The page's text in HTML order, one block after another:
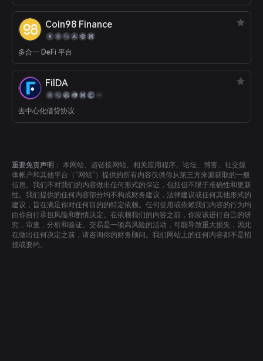
Coin98 Finance
多合一 DeFi 平台
FilDA
去中心化借贷协议
重要免责声明： 本网站、超链接网站、相关应用程序、论坛、博客、社交媒
体帐户和其他平台（“网站”）提供的所有内容仅供你从第三方来源获取的一般
信息。我们不对我们的内容做出任何形式的保证，包括但不限于准确性和更新
性。我们提供的任何内容部分均不构成财务建议，法律建议或任何其他形式的
建议，旨在满足你对任何目的的特定依赖。任何使用或依赖我们内容的行为均
由你自行承担风险和酌情决定。在依赖我们的内容之前，你应该进行自己的研
究，审查，分析和验证。交易是一项高风险的活动，可能导致重大损失，因此
在做出任何决定之前，请咨询你的财务顾问。我们网站上的任何内容都不是招
揽或要约。